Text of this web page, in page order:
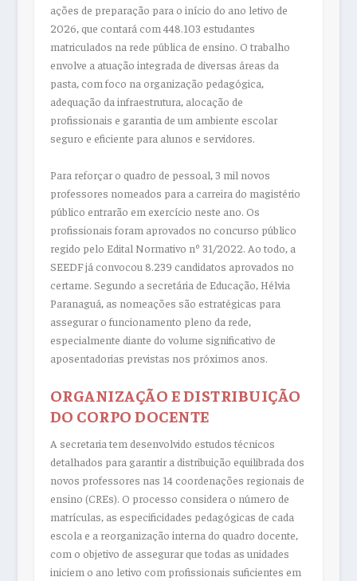
ações de preparação para o início do ano letivo de
2026, que contará com 448.103 estudantes
matriculados na rede pública de ensino. O trabalho
envolve a atuação integrada de diversas áreas da
pasta, com foco na organização pedagógica,
adequação da infraestrutura, alocação de
profissionais e garantia de um ambiente escolar
seguro e eficiente para alunos e servidores.
Para reforçar o quadro de pessoal, 3 mil novos
professores nomeados para a carreira do magistério
público entrarão em exercício neste ano. Os
profissionais foram aprovados no concurso público
regido pelo Edital Normativo nº 31/2022. Ao todo, a
SEEDF já convocou 8.239 candidatos aprovados no
certame. Segundo a secretária de Educação, Hélvia
Paranaguá, as nomeações são estratégicas para
assegurar o funcionamento pleno da rede,
especialmente diante do volume significativo de
aposentadorias previstas nos próximos anos.
ORGANIZAÇÃO E DISTRIBUIÇÃO
DO CORPO DOCENTE
A secretaria tem desenvolvido estudos técnicos
detalhados para garantir a distribuição equilibrada dos
novos professores nas 14 coordenações regionais de
ensino (CREs). O processo considera o número de
matrículas, as especificidades pedagógicas de cada
escola e a reorganização interna do quadro docente,
com o objetivo de assegurar que todas as unidades
iniciem o ano letivo com profissionais suficientes em